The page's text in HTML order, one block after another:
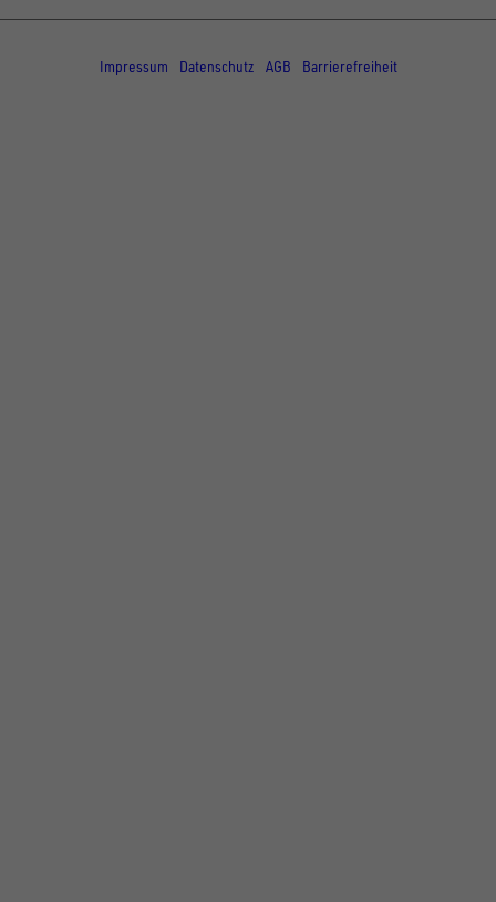
Impressum
Datenschutz AGB Barrierefreiheit